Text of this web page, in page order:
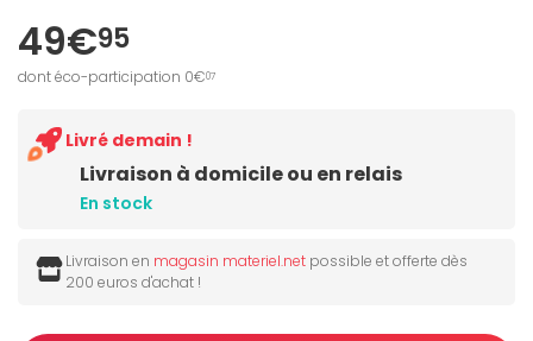
49€95
dont éco-participation 0€07
Livraison à domicile ou en relais
En stock
Livré demain !
Livraison en magasin materiel.net possible et offerte dès
200 euros d'achat !